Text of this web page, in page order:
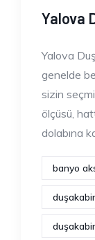
Yalova
Yalova
genelde
sizin
ölçüsü,
dolabına
banyo